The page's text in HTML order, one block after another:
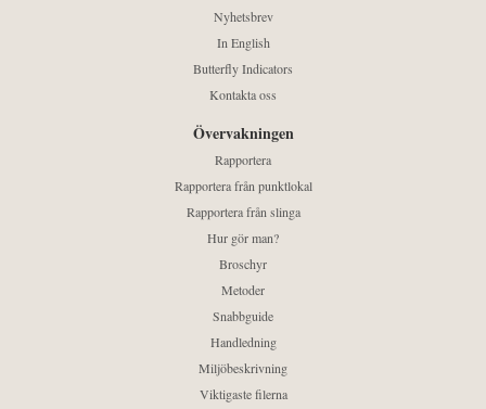
Nyhetsbrev
In English
Butterfly Indicators
Kontakta oss
Övervakningen
Rapportera
Rapportera från punktlokal
Rapportera från slinga
Hur gör man?
Broschyr
Metoder
Snabbguide
Handledning
Miljöbeskrivning
Viktigaste filerna